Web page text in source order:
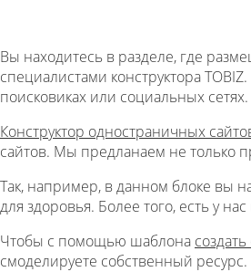
Вы находитесь в разделе, где
специалистами конструктора
поисковиках или социальных сетях.
Конструктор одностраничных
сайтов. Мы предланаем не только
Так, например, в данном блоке вы
для здоровья. Более того, есть у
Чтобы с помощью шаблона
смоделируете собственный